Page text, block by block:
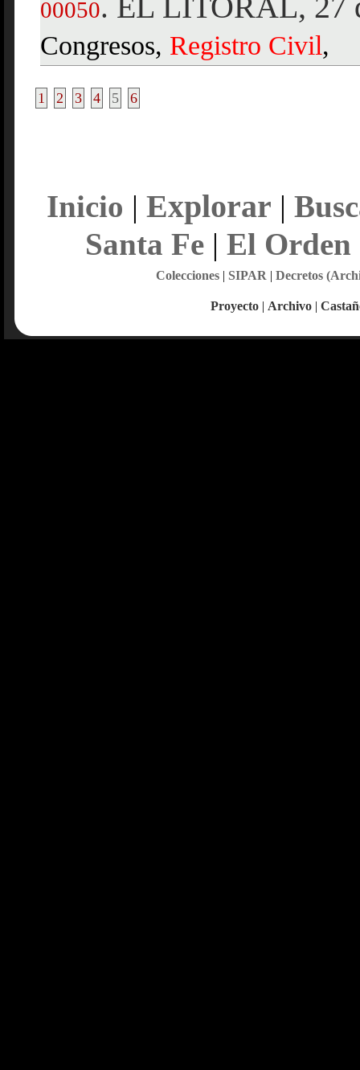
00050
Congresos, Registro Civil,
1 2 3 4 5 6
Inicio | Explorar |
Santa Fe| El Orden
Colecciones| SIPAR | Decretos
Proyecto | Archivo |